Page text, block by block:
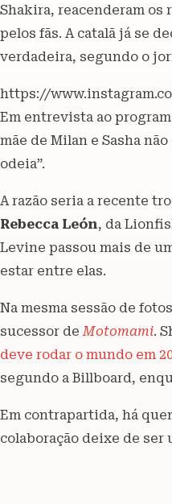
Shakira, reacenderam os
pelos fãs. A catalã já se
verdadeira, segundo o
https://
Em entrevista ao
mãe de Milan e Sasha
odeia”.
A razão seria a recente
Rebecca León, da
Levine passou mais de
estar entre elas.
Na mesma sessão de
sucessor deMotomami.
deve rodar o mundo em
segundo a Billboard,
Em contrapartida, há
colaboração deixe de ser